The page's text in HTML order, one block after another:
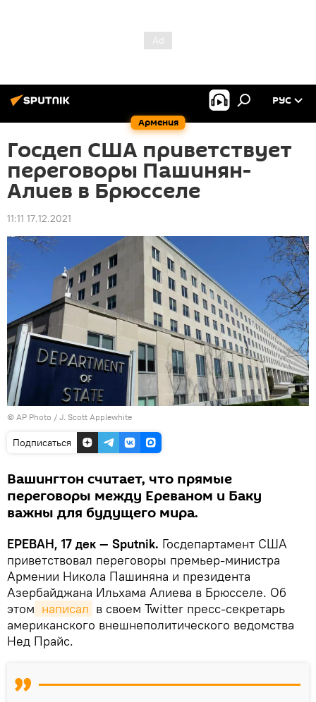
Армения
РУС
Госдеп США приветствует
переговоры Пашинян-
Алиев в Брюсселе
11:11 17.12.2021
© AP Photo / J. Scott Applewhite
Подписаться
Вашингтон считает, что прямые
переговоры между Ереваном и Баку
важны для будущего мира.
ЕРЕВАН, 17 дек — Sputnik. Госдепартамент США
приветствовал переговоры премьер-министра
Армении Никола Пашиняна и президента
Азербайджана Ильхама Алиева в Брюсселе. Об
этом написал в своем Twitter пресс-секретарь
американского внешнеполитического ведомства
Нед Прайс.